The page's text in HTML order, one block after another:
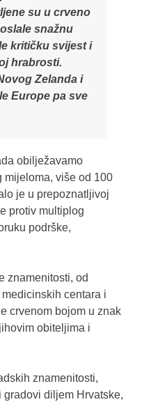
su u crveno
snažnu
kritičku svijest i
hrabrosti.
Zelanda i
Europe pa sve
obilježavamo
mijeloma, više od 100
je u prepoznatljivoj
protiv multiplog
podrške,
znamenitosti, od
centara i
crvenom bojom u znak
obiteljima i
znamenitosti,
diljem Hrvatske,